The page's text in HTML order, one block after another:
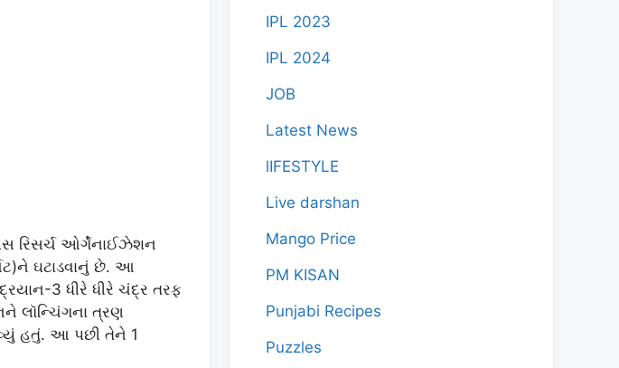
રિસર્ચ ઓર્ગેનાઈઝેશન
ઘટાડવાનું છે. આ
3 ધીરે ધીરે ચંદ્ર તરફ
લૉન્ચિંગના ત્રણ
હતું. આ પછી તેને 1
IPL 2023
IPL 2024
JOB
Latest News
lIFESTYLE
Live darshan
Mango Price
PM KISAN
Punjabi Recipes
Puzzles